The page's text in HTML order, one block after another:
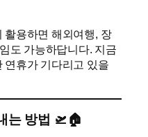
활용하면 해외여행, 장
도 가능하답니다. 지금
연휴가 기다리고 있을
는 방법 🛫🏠